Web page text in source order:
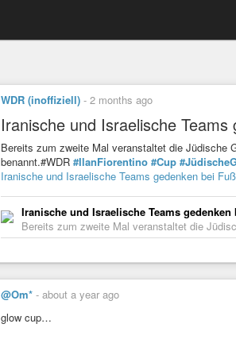
WDR (inoffiziell) - 2 months ago
Iranische und Israelische
Bereits zum zweite Mal veranstaltet die Jüdische
benannt.#WDR #IlanFiorentino #Cup
Iranische und Israelische Teams gedenken bei
Iranische und Israelische Teams
Bereits zum zweite Mal veranstaltet die
@Om* - about a year ago
glow cup…